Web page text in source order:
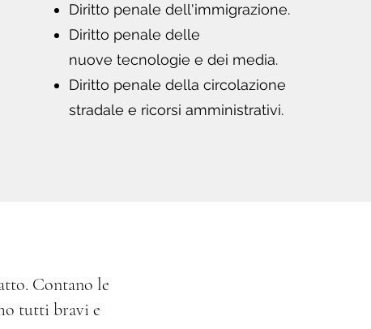
Diritto penale dell'immigrazione.
Diritto penale delle
nuove tecnologie e dei media.
Diritto penale della circolazione
stradale e ricorsi amministrativi.
Contano le
tutti bravi e